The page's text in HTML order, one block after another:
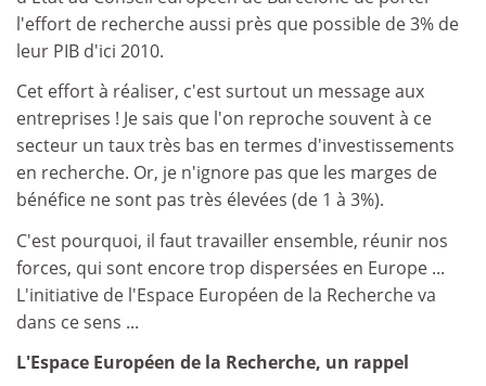
l'effort de recherche aussi près que possible de 3% de
leur PIB d'ici 2010.
Cet effort à réaliser, c'est surtout un message aux
entreprises ! Je sais que l'on reproche souvent à ce
secteur un taux très bas en termes d'investissements
en recherche. Or, je n'ignore pas que les marges de
bénéfice ne sont pas très élevées (de 1 à 3%).
C'est pourquoi, il faut travailler ensemble, réunir nos
forces, qui sont encore trop dispersées en Europe ...
L'initiative de l'Espace Européen de la Recherche va
dans ce sens ...
L'Espace Européen de la Recherche, un rappel